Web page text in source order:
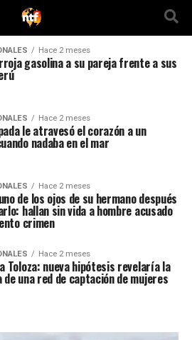
Hace 2 meses
gasolina a su pareja frente a sus
Hace 2 meses
le atravesó el corazón a un
nadaba en el mar
Hace 2 meses
de los ojos de su hermano después
hallan sin vida a hombre acusado
crimen
Hace 2 meses
Toloza: nueva hipótesis revelaría la
una red de captación de mujeres